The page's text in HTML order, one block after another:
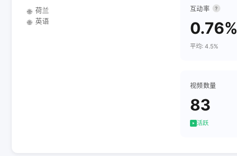
🌐 荷兰
🌐 英语
互动率 ?
0.76%
平均: 4.5%
视频数量
83
活跃